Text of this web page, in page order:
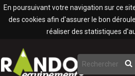
En poursuivant votre navigation sur ce
des cookies afin d'assurer le bon
réaliser des statistiques
Panneau de gestion des cookies